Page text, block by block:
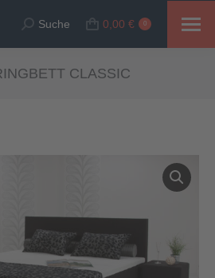
Suche:
Suche 0,00 € 0
CLASSIC